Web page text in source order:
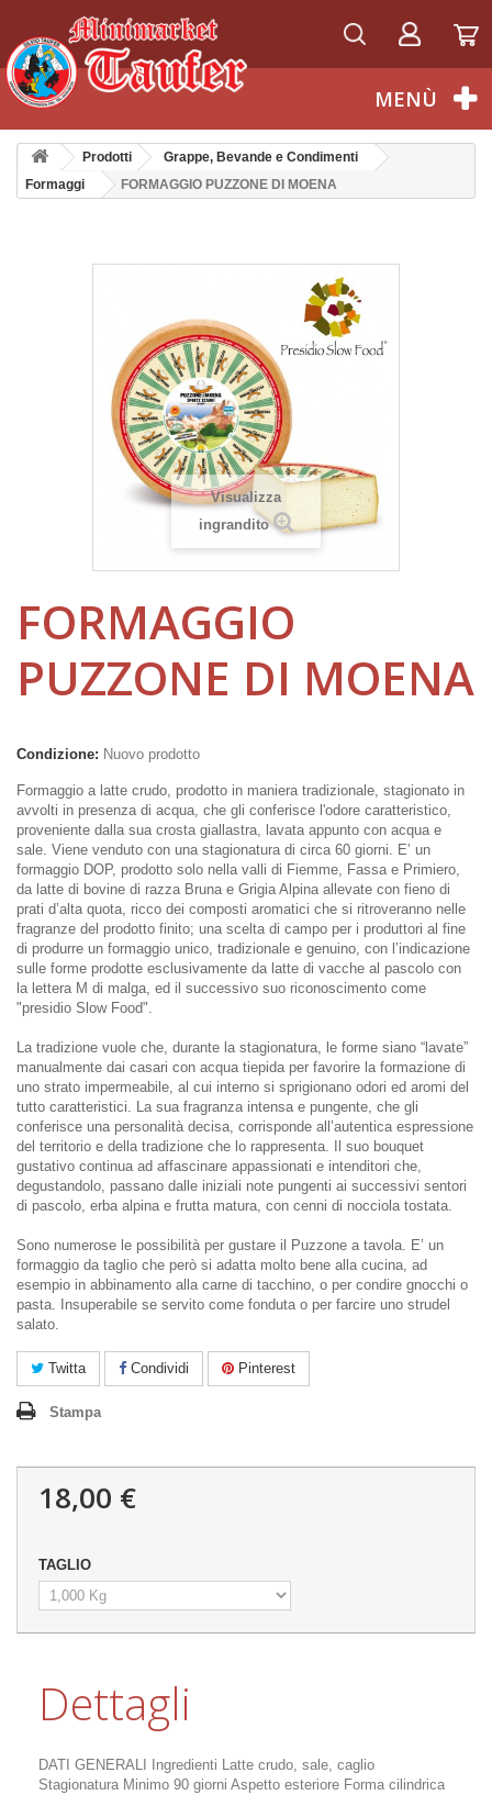
Italiano
MENÙ
Prodotti
Grappe, Bevande e Condimenti
Formaggi
FORMAGGIO PUZZONE DI MOENA
Visualizza
ingrandito
FORMAGGIO
PUZZONE DI MOENA
Condizione: Nuovo prodotto
Formaggio a latte crudo, prodotto in maniera tradizionale, stagionato in
avvolti in presenza di acqua, che gli conferisce l'odore caratteristico,
proveniente dalla sua crosta giallastra, lavata appunto con acqua e
sale. Viene venduto con una stagionatura di circa 60 giorni. E’ un
formaggio DOP, prodotto solo nella valli di Fiemme, Fassa e Primiero,
da latte di bovine di razza Bruna e Grigia Alpina allevate con fieno di
prati d’alta quota, ricco dei composti aromatici che si ritroveranno nelle
fragranze del prodotto finito; una scelta di campo per i produttori al fine
di produrre un formaggio unico, tradizionale e genuino, con l’indicazione
sulle forme prodotte esclusivamente da latte di vacche al pascolo con
la lettera M di malga, ed il successivo suo riconoscimento come
"presidio Slow Food".
La tradizione vuole che, durante la stagionatura, le forme siano “lavate”
manualmente dai casari con acqua tiepida per favorire la formazione di
uno strato impermeabile, al cui interno si sprigionano odori ed aromi del
tutto caratteristici. La sua fragranza intensa e pungente, che gli
conferisce una personalità decisa, corrisponde all’autentica espressione
del territorio e della tradizione che lo rappresenta. Il suo bouquet
gustativo continua ad affascinare appassionati e intenditori che,
degustandolo, passano dalle iniziali note pungenti ai successivi sentori
di pascolo, erba alpina e frutta matura, con cenni di nocciola tostata.
Sono numerose le possibilità per gustare il Puzzone a tavola. E’ un
formaggio da taglio che però si adatta molto bene alla cucina, ad
esempio in abbinamento alla carne di tacchino, o per condire gnocchi o
pasta. Insuperabile se servito come fonduta o per farcire uno strudel
salato.
Twitta Condividi Pinterest
Stampa
18,00 €
TAGLIO
Dettagli
DATI GENERALI Ingredienti Latte crudo, sale, caglio
Stagionatura Minimo 90 giorni Aspetto esteriore Forma cilindrica